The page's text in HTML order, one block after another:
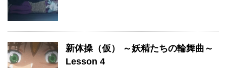
新体操（仮） ～妖精たちの輪舞曲～
Lesson 4